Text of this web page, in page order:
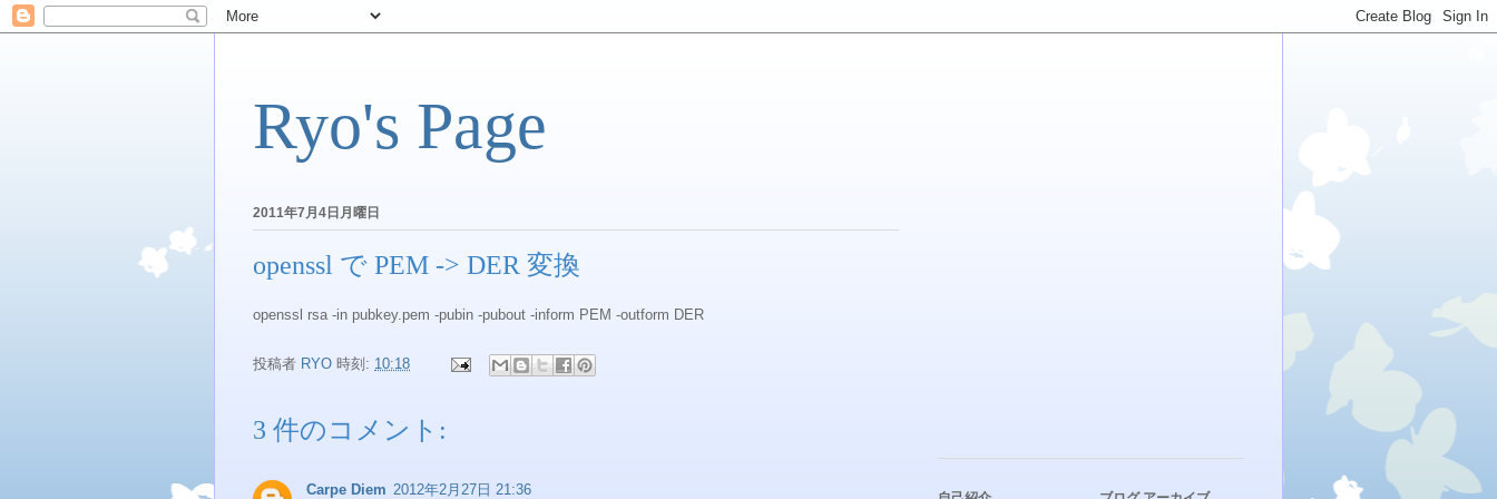
Ryo's Page
2011年7月4日月曜日
openssl で PEM -> DER 変換
openssl rsa -in pubkey.pem -pubin -pubout -inform PEM -outform DER
投稿者 RYO 時刻: 10:18
3 件のコメント:
Carpe Diem 2012年2月27日 21:36